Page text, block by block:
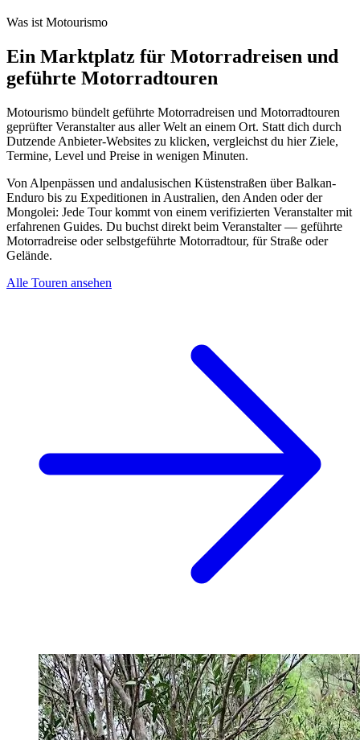
Was ist Motourismo
Ein Marktplatz für Motorradreisen und
geführte Motorradtouren
Motourismo bündelt geführte Motorradreisen und Motorradtouren
geprüfter Veranstalter aus aller Welt an einem Ort. Statt dich durch
Dutzende Anbieter-Websites zu klicken, vergleichst du hier Ziele,
Termine, Level und Preise in wenigen Minuten.
Von Alpenpässen und andalusischen Küstenstraßen über Balkan-
Enduro bis zu Expeditionen in Australien, den Anden oder der
Mongolei: Jede Tour kommt von einem verifizierten Veranstalter mit
erfahrenen Guides. Du buchst direkt beim Veranstalter — geführte
Motorradreise oder selbstgeführte Motorradtour, für Straße oder
Gelände.
Alle Touren ansehen